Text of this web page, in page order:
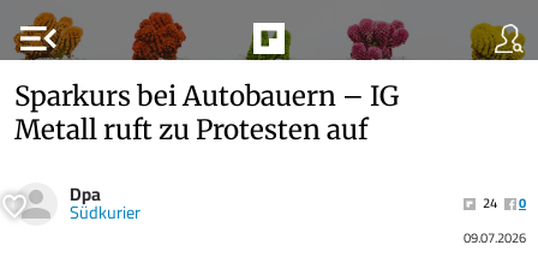
menu_open
Sparkurs bei Autobauern – IG
Metall ruft zu Protesten auf
Dpa
Südkurier 24
0
09.07.2026